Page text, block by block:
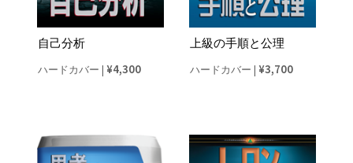
自己分析
ハードカバー | ¥4,300
上級の手順と公理
ハードカバー | ¥3,700